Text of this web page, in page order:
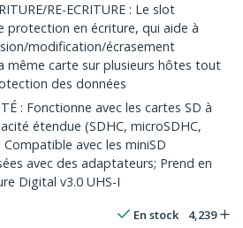
RE-ECRITURE : Le slot
protection en écriture, qui aide à
modification/écrasement
même carte sur plusieurs hôtes tout
des données
: Fonctionne avec les cartes SD à
étendue (SDHC, microSDHC,
Compatible avec les miniSD
avec des adaptateurs; Prend en
Digital v3.0 UHS-I
En stock 4,239